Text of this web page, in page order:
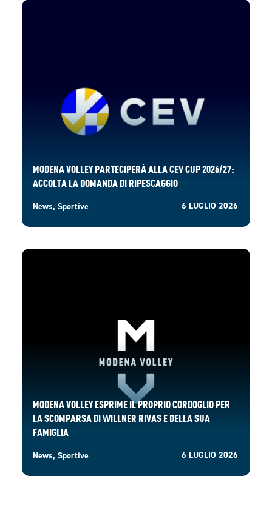
6 LUGLIO 2026
MODENA VOLLEY PARTECIPERÀ ALLA CEV CUP 2026/27:
ACCOLTA LA DOMANDA DI RIPESCAGGIO
News, Sportive
6 LUGLIO 2026
MODENA VOLLEY ESPRIME IL PROPRIO CORDOGLIO PER
LA SCOMPARSA DI WILLNER RIVAS E DELLA SUA
FAMIGLIA
News, Sportive